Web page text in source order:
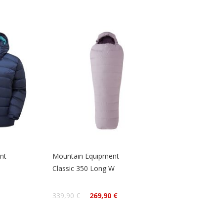
Mountain Equipment
Classic 350 Long W
339,90 € 269,90 €